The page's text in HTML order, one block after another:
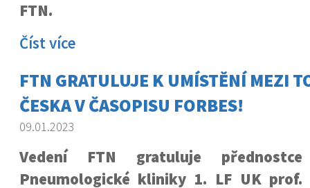
FTN.
Číst více
FTN GRATULUJE K UMÍSTĚNÍ MEZI
ČESKA V ČASOPISU FORBES!
09.01.2023
Vedení FTN gratuluje přednostce
Pneumologické kliniky 1. LF UK prof.